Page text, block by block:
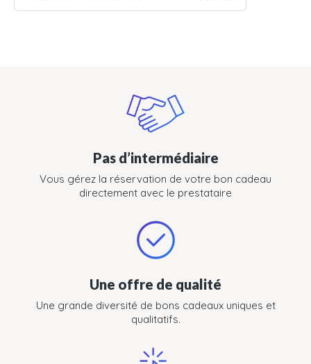
Pas d’intermédiaire
Vous gérez la réservation de votre bon cadeau
directement avec le prestataire
Une offre de qualité
Une grande diversité de bons cadeaux uniques et
qualitatifs.